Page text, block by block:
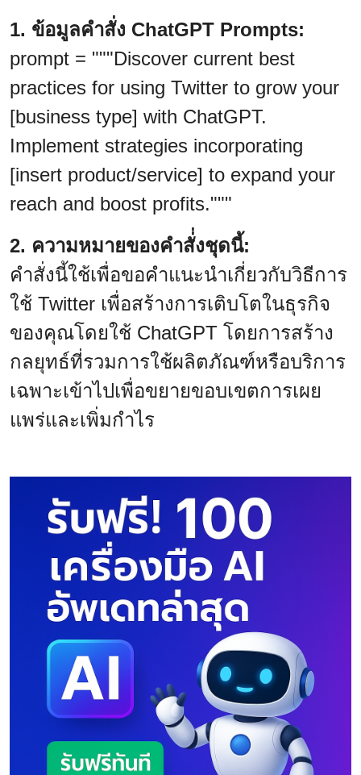
1. ข้อมูลคำสั่ง ChatGPT Prompts:
prompt = """Discover current best
practices for using Twitter to grow your
[business type] with ChatGPT.
Implement strategies incorporating
[insert product/service] to expand your
reach and boost profits."""
2. ความหมายของคำสั่่งชุดนี้:
คำสั่งนี้ใช้เพื่อขอคำแนะนำเกี่ยวกับวิธีการ
ใช้ Twitter เพื่อสร้างการเติบโตในธุรกิจ
ของคุณโดยใช้ ChatGPT โดยการสร้าง
กลยุทธ์ที่รวมการใช้ผลิตภัณฑ์หรือบริการ
เฉพาะเข้าไปเพื่อขยายขอบเขตการเผย
แพร่และเพิ่มกำไร